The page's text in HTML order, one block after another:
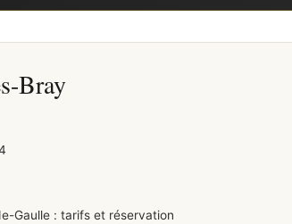
Bray
Gaulle : tarifs et réservation